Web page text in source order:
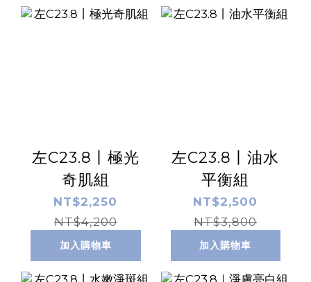
左C23.8丨極光
奇肌組
NT$2,250
NT$4,200
加入購物車
左C23.8丨油水
平衡組
NT$2,500
NT$3,800
加入購物車